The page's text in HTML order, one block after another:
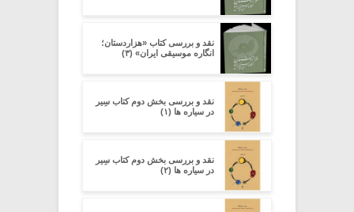
نقد و بررسی کتاب «هزاردستان؛
انگاره موسیقی ایران» (۳)
نقد و بررسی بخش دوم کتاب سِیر
در سیاره ­ها (۱)
نقد و بررسی بخش دوم کتاب سِیر
در سیاره ­ها (۲)